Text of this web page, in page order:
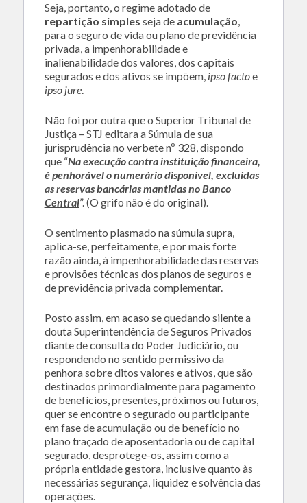
Seja, portanto, o regime adotado de
repartição simples seja de acumulação,
para o seguro de vida ou plano de previdência
privada, a impenhorabilidade e
inalienabilidade dos valores, dos capitais
segurados e dos ativos se impõem, ipso factoe
ipso jure.
Não foi por outra que o Superior Tribunal de
Justiça – STJ editara a Súmula de sua
jurisprudência no verbete nº 328, dispondo
que “Na execução contra instituição financeira,
é penhorável o numerário disponível, excluídas
as reservas bancárias mantidas no Banco
Central”. (O grifo não é do original).
O sentimento plasmado na súmula supra,
aplica-se, perfeitamente, e por mais forte
razão ainda, à impenhorabilidade das reservas
e provisões técnicas dos planos de seguros e
de previdência privada complementar.
Posto assim, em acaso se quedando silente a
douta Superintendência de Seguros Privados
diante de consulta do Poder Judiciário, ou
respondendo no sentido permissivo da
penhora sobre ditos valores e ativos, que são
destinados primordialmente para pagamento
de benefícios, presentes, próximos ou futuros,
quer se encontre o segurado ou participante
em fase de acumulação ou de benefício no
plano traçado de aposentadoria ou de capital
segurado, desprotege-os, assim como a
própria entidade gestora, inclusive quanto às
necessárias segurança, liquidez e solvência das
operações.